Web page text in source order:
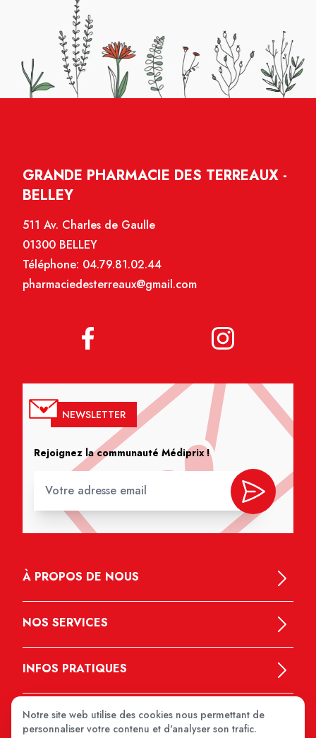
GRANDE PHARMACIE DES TERREAUX -
BELLEY
511 Av. Charles de Gaulle
01300 BELLEY
Téléphone: 04.79.81.02.44
pharmaciedesterreaux@gmail.com
NEWSLETTER
Rejoignez la communauté Médiprix !
À PROPOS DE NOUS
NOS SERVICES
INFOS PRATIQUES
Notre site web utilise des cookies nous permettant de
personnaliser votre contenu et d'analyser son trafic.